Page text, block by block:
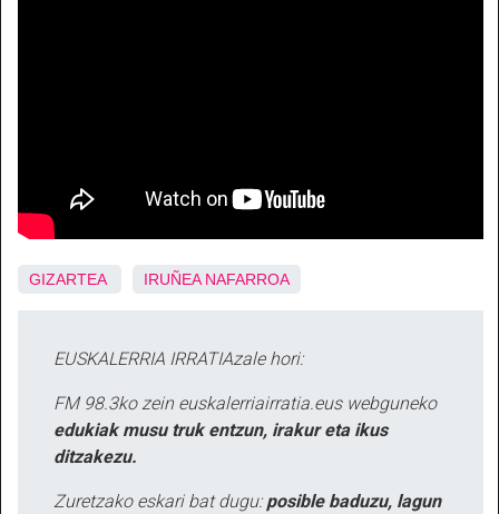
GIZARTEA IRUÑEA NAFARROA
EUSKALERRIA IRRATIAzale hori:
FM 98.3ko zein euskalerriairratia.eus webguneko
edukiak musu truk entzun, irakur eta ikus
ditzakezu.
Zuretzako eskari bat dugu: posible baduzu, lagun